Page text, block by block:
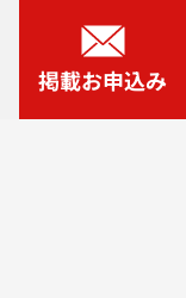
掲載お申込み